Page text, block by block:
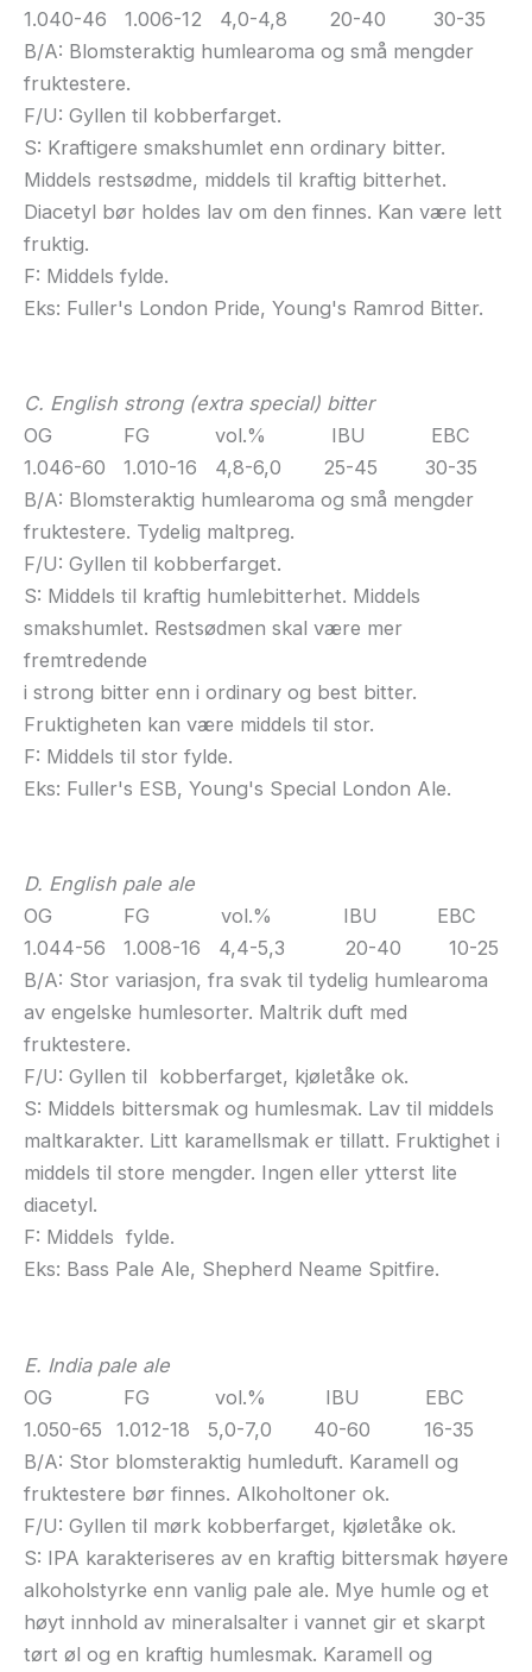
1.040-46 1.006-12 4,0-4,8 20-40 30-35
B/A: Blomsteraktig humlearoma og små mengder
fruktestere.
F/U: Gyllen til kobberfarget.
S: Kraftigere smakshumlet enn ordinary bitter.
Middels restsødme, middels til kraftig bitterhet.
Diacetyl bør holdes lav om den finnes. Kan være lett
fruktig.
F: Middels fylde.
Eks: Fuller's London Pride, Young's Ramrod Bitter.
C. English strong (extra special) bitter
OG FG vol.% IBU EBC
1.046-60 1.010-16 4,8-6,0 25-45 30-35
B/A: Blomsteraktig humlearoma og små mengder
fruktestere. Tydelig maltpreg.
F/U: Gyllen til kobberfarget.
S: Middels til kraftig humlebitterhet. Middels
smakshumlet. Restsødmen skal være mer
fremtredende
i strong bitter enn i ordinary og best bitter.
Fruktigheten kan være middels til stor.
F: Middels til stor fylde.
Eks: Fuller's ESB, Young's Special London Ale.
D. English pale ale
OG FG vol.% IBU EBC
1.044-56 1.008-16 4,4-5,3 20-40 10-25
B/A: Stor variasjon, fra svak til tydelig humlearoma
av engelske humlesorter. Maltrik duft med
fruktestere.
F/U: Gyllen til kobberfarget, kjøletåke ok.
S: Middels bittersmak og humlesmak. Lav til middels
maltkarakter. Litt karamellsmak er tillatt. Fruktighet i
middels til store mengder. Ingen eller ytterst lite
diacetyl.
F: Middels fylde.
Eks: Bass Pale Ale, Shepherd Neame Spitfire.
E. India pale ale
OG FG vol.% IBU EBC
1.050-65
1.012-18 5,0-7,0 40-60 16-35
B/A: Stor blomsteraktig humleduft. Karamell og
fruktestere bør finnes. Alkoholtoner ok.
F/U: Gyllen til mørk kobberfarget, kjøletåke ok.
S: IPA karakteriseres av en kraftig bittersmak høyere
alkoholstyrke enn vanlig pale ale. Mye humle og et
høyt innhold av mineralsalter i vannet gir et skarpt
tørt øl og en kraftig humlesmak. Karamell og